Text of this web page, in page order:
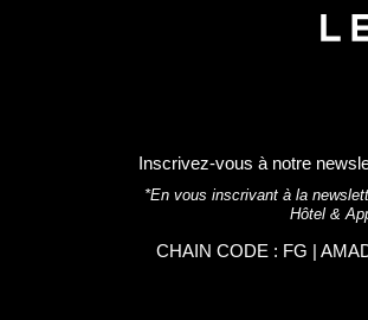
Inscrivez-vous à notre
*En vous inscrivant à la
Hôtel &
CHAIN CODE : FG |